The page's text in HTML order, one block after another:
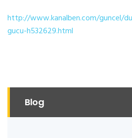
http://www.kanalben.com/guncel/
gucu-h532629.html
Blog